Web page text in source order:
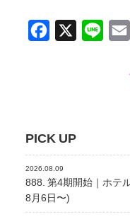
Facebook
X Line
PICK UP
2026.08.09
888. 第4期開始｜ホテ
8月6日〜)